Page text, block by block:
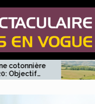
FONCIER
La CNOP